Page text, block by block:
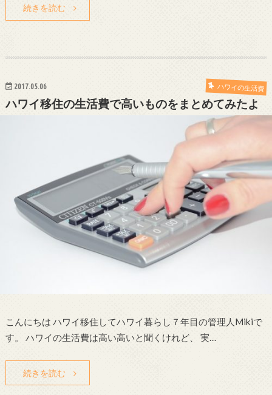
続きを読む
2017.05.06 ハワイの生活費
ハワイ移住の生活費で高いものをまとめてみたよ
こんにちは ハワイ移住してハワイ暮らし７年目の管理人Mikiで
す。 ハワイの生活費は高い高いと聞くけれど、 実…
続きを読む